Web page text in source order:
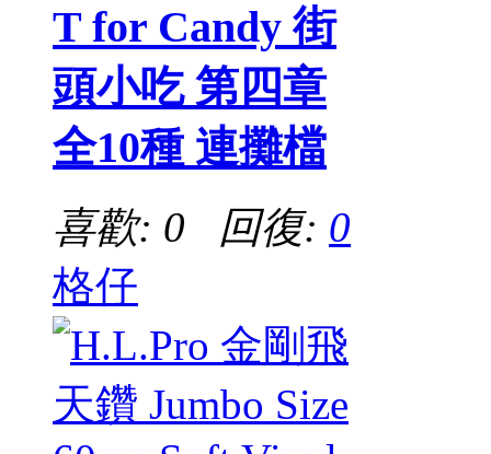
T for Candy 街
頭小吃 第四章
全10種 連攤檔
喜歡: 0 回復: 0
格仔